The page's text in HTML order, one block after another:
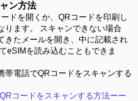
ン方法
ドを開くか、QRコードを印刷し
ります。 スキャンできない場合
きたメールを開き、中に記載され
eSIMを読み込むこともできま
帯電話でQRコードをスキャンする
コードをスキャンする方法ーー